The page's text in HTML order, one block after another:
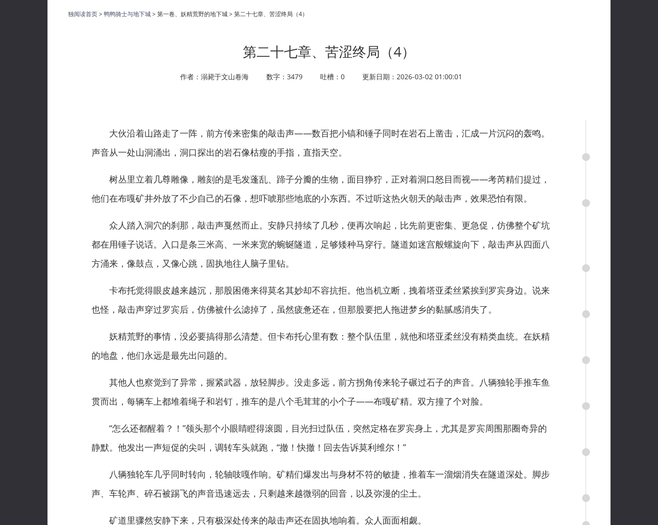
独阅读首页>鸭鸭骑士与地下城> 第一卷、妖精荒野的地下城 > 第二十七章、苦涩终局（4）
第二十七章、苦涩终局（4）
作者：溺毙于文山卷海 数字：3479 吐槽：0 更新日期：2026-03-02 01:00:01
大伙沿着山路走了一阵，前方传来密集的敲击声——数百把小镐和锤子同时在岩石上凿击，汇成一片沉闷的轰鸣。
声音从一处山洞涌出，洞口探出的岩石像枯瘦的手指，直指天空。
树丛里立着几尊雕像，雕刻的是毛发蓬乱、蹄子分瓣的生物，面目狰狞，正对着洞口怒目而视——考芮精们提过，
他们在布嘎矿井外放了不少自己的石像，想吓唬那些地底的小东西。不过听这热火朝天的敲击声，效果恐怕有限。
众人踏入洞穴的刹那，敲击声戛然而止。安静只持续了几秒，便再次响起，比先前更密集、更急促，仿佛整个矿坑
都在用锤子说话。入口是条三米高、一米来宽的蜿蜒隧道，足够矮种马穿行。隧道如迷宫般螺旋向下，敲击声从四面八
方涌来，像鼓点，又像心跳，固执地往人脑子里钻。
卡布托觉得眼皮越来越沉，那股困倦来得莫名其妙却不容抗拒。他当机立断，拽着塔亚柔丝紧挨到罗宾身边。说来
也怪，敲击声穿过罗宾后，仿佛被什么滤掉了，虽然疲惫还在，但那股要把人拖进梦乡的黏腻感消失了。
妖精荒野的事情，没必要搞得那么清楚。但卡布托心里有数：整个队伍里，就他和塔亚柔丝没有精类血统。在妖精
的地盘，他们永远是最先出问题的。
其他人也察觉到了异常，握紧武器，放轻脚步。没走多远，前方拐角传来轮子碾过石子的声音。八辆独轮手推车鱼
贯而出，每辆车上都堆着绳子和岩钉，推车的是八个毛茸茸的小个子——布嘎矿精。双方撞了个对脸。
“怎么还都醒着？！”领头那个小眼睛瞪得滚圆，目光扫过队伍，突然定格在罗宾身上，尤其是罗宾周围那圈奇异的
静默。他发出一声短促的尖叫，调转车头就跑，“撤！快撤！回去告诉莫利维尔！”
八辆独轮车几乎同时转向，轮轴吱嘎作响。矿精们爆发出与身材不符的敏捷，推着车一溜烟消失在隧道深处。脚步
声、车轮声、碎石被踢飞的声音迅速远去，只剩越来越微弱的回音，以及弥漫的尘土。
矿道里骤然安静下来，只有极深处传来的敲击声还在固执地响着。众人面面相觑。